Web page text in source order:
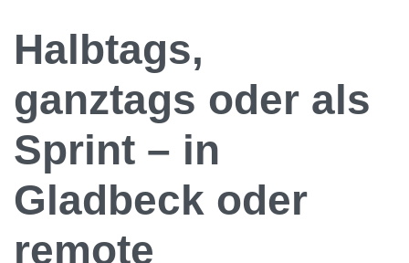
Halbtags,
ganztags oder als
Sprint – in
Gladbeck oder
remote